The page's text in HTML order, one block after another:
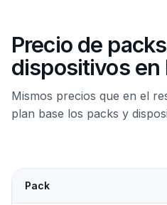
Precio de
dispositivos en
Mismos precios que en el
plan base los packs y
Pack